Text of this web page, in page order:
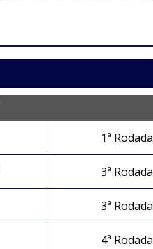
1ª Rodada
3ª Rodada
3ª Rodada
4ª Rodada